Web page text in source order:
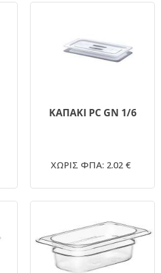
ΚΑΠΑΚΙ PC GN 1/6
ΧΩΡΙΣ ΦΠΑ: 2.02 €